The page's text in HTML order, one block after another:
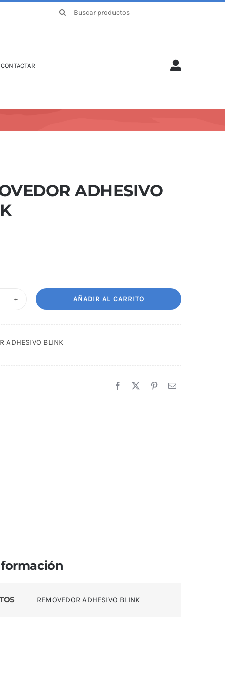
Buscar:
CONTACTAR
ADHESIVO
AÑADIR AL CARRITO
ADHESIVO BLINK
REMOVEDOR ADHESIVO BLINK